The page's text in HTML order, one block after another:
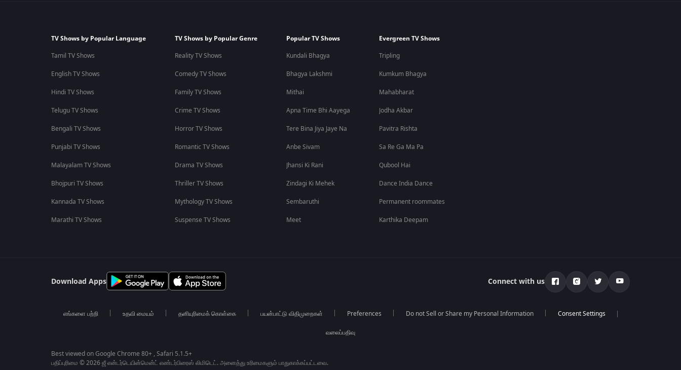
TV Shows by Popular Language
Tamil TV Shows
English TV Shows
Hindi TV Shows
Telugu TV Shows
Bengali TV Shows
Punjabi TV Shows
Malayalam TV Shows
Bhojpuri TV Shows
Kannada TV Shows
Marathi TV Shows
TV Shows by Popular Genre
Reality TV Shows
Comedy TV Shows
Family TV Shows
Crime TV Shows
Horror TV Shows
Romantic TV Shows
Drama TV Shows
Thriller TV Shows
Mythology TV Shows
Suspense TV Shows
Popular TV Shows
Kundali Bhagya
Bhagya Lakshmi
Mithai
Apna Time Bhi Aayega
Tere Bina Jiya Jaye Na
Anbe Sivam
Jhansi Ki Rani
Zindagi Ki Mehek
Sembaruthi
Meet
Evergreen TV Shows
Tripling
Kumkum Bhagya
Mahabharat
Jodha Akbar
Pavitra Rishta
Sa Re Ga Ma Pa
Qubool Hai
Dance India Dance
Permanent roommates
Karthika Deepam
Download Apps Connect with us
எங்களை பற்றி உதவி மையம் தனியுரிமைக் கொள்கை பயன்பாட்டு விதிமுறைகள் Preferences Do not Sell or Share my Personal Information
வலைப்பதிவு
Best viewed on Google Chrome 80+ , Safari 5.1.5+
பதிப்புரிமை © 2026 ஜீ என்டர்டெயின்மென்ட் எண்டர்பிரைஸ் லிமிடெட். அனைத்து உரிமைகளும் பாதுகாக்கப்பட்டவை.